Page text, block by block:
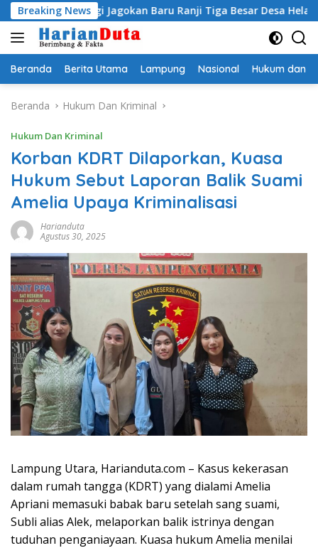
Langsung
ke
konten
Breaking News
Egi Jagokan Baru Ranji Tiga Besar Desa Helau
Beranda Berita Utama Lampung Nasional Hukum dan
Beranda Hukum Dan Kriminal
Hukum Dan Kriminal
Korban KDRT Dilaporkan, Kuasa
Hukum Sebut Laporan Balik Suami
Amelia Upaya Kriminalisasi
Harianduta
Agustus 30, 2025
Lampung Utara, Harianduta.com – Kasus kekerasan
dalam rumah tangga (KDRT) yang dialami Amelia
Apriani memasuki babak baru setelah sang suami,
Subli alias Alek, melaporkan balik istrinya dengan
tuduhan penganiayaan. Kuasa hukum Amelia menilai